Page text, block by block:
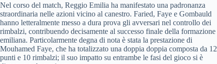
Nel corso del match, Reggio Emilia ha manifestato una padronanza
straordinaria nelle azioni vicino al canestro. Faried, Faye e Gombauld
hanno letteralmente messo a dura prova gli avversari nel controllo dei
rimbalzi, contribuendo decisamente al successo finale della formazione
emiliana. Particolarmente degna di nota è stata la prestazione di
Mouhamed Faye, che ha totalizzato una doppia doppia composta da 12
punti e 10 rimbalzi; il suo impatto su entrambe le fasi del gioco si è